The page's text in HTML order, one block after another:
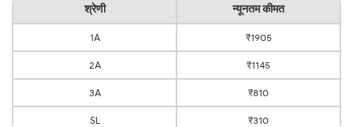
श्रेणी न्यूनतम कीमत
1A ₹1905
2A ₹1145
3A ₹810
SL ₹310